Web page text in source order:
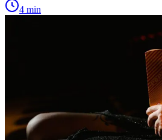
4 min